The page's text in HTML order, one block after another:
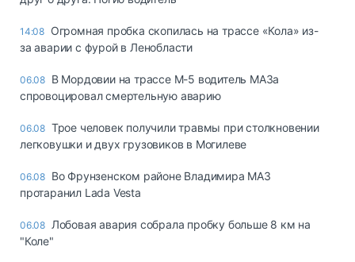
14:08 Огромная пробка скопилась на трассе «Кола» из-
за аварии с фурой в Ленобласти
06.08 В Мордовии на трассе М-5 водитель МАЗа
спровоцировал смертельную аварию
06.08 Трое человек получили травмы при столкновении
легковушки и двух грузовиков в Могилеве
06.08 Во Фрунзенском районе Владимира МАЗ
протаранил Lada Vesta
06.08 Лобовая авария собрала пробку больше 8 км на
"Коле"